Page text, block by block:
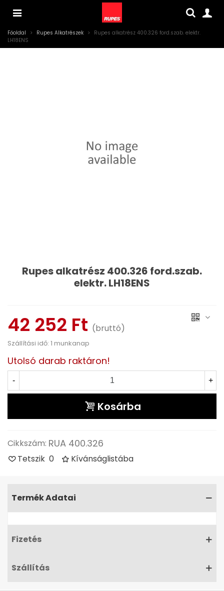
Főoldal > Rupes Alkatrészek > Rupes alkatrész 400.326 ford.szab. elektr.
LH18ENS
Rupes alkatrész 400.326 ford.szab.
elektr. LH18ENS
42 252 Ft (bruttó)
Szállítási idő: 1 munkanap
Utolsó darab raktáron!
- +
Kosárba
Cikkszám: RUA 400.326
Tetszik 0 Kívánságlistába
Termék Adatai
Fizetés
Szállítás